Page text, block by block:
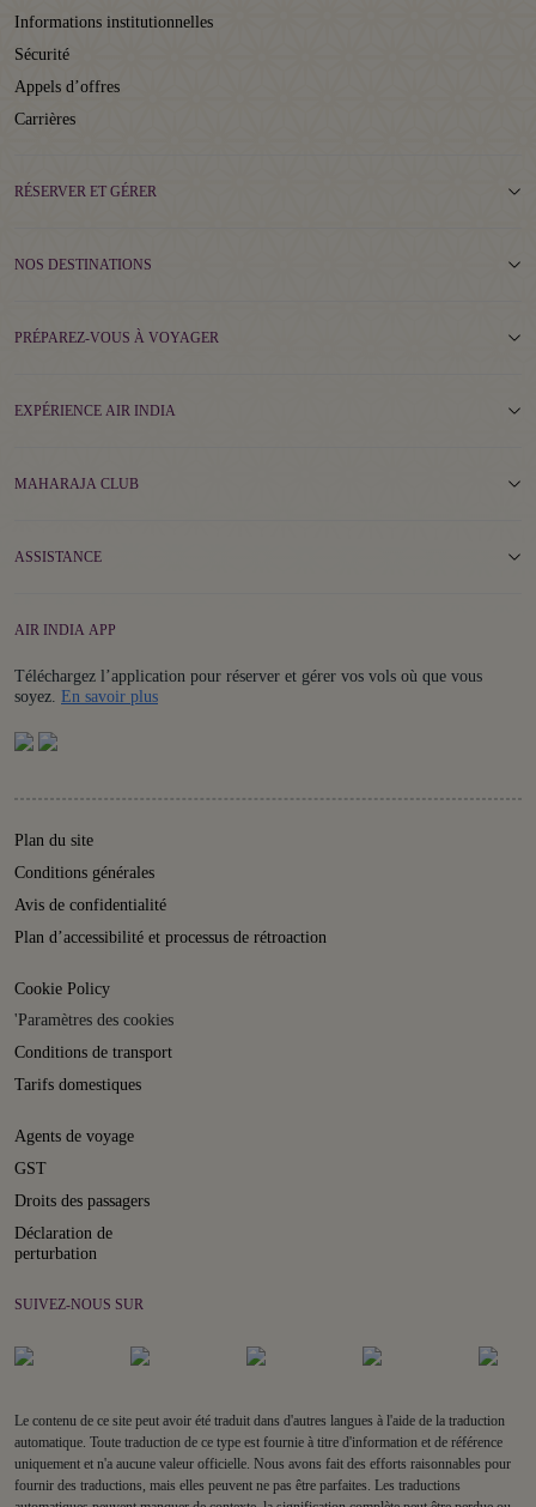
Informations institutionnelles
Sécurité
Appels d’offres
Carrières
RÉSERVER ET GÉRER
NOS DESTINATIONS
PRÉPAREZ-VOUS À VOYAGER
EXPÉRIENCE AIR INDIA
MAHARAJA CLUB
ASSISTANCE
AIR INDIA APP
Téléchargez l’application pour réserver et gérer vos vols où que vous
soyez. En savoir plusDetails
Plan du site
Conditions générales
Avis de confidentialité
Plan d’accessibilité et processus de rétroaction
Cookie Policy
'Paramètres des cookies
Conditions de transport
Tarifs domestiques
Agents de voyage
GST
Droits des passagers
Déclaration de
perturbation
SUIVEZ-NOUS SUR
Le contenu de ce site peut avoir été traduit dans d'autres langues à l'aide de la traduction
automatique. Toute traduction de ce type est fournie à titre d'information et de référence
uniquement et n'a aucune valeur officielle. Nous avons fait des efforts raisonnables pour
fournir des traductions, mais elles peuvent ne pas être parfaites. Les traductions